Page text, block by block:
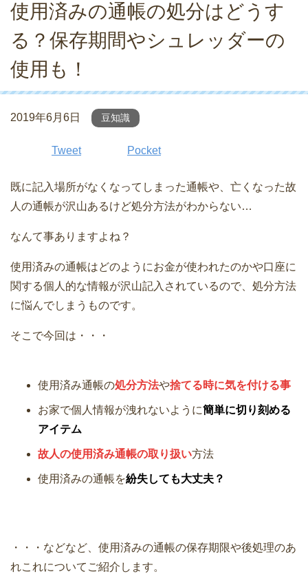
使用済みの通帳の処分はどうす
る？保存期間やシュレッダーの
使用も！
2019年6月6日 豆知識
Tweet Pocket
既に記入場所がなくなってしまった通帳や、亡くなった故
人の通帳が沢山あるけど処分方法がわからない…
なんて事ありますよね？
使用済みの通帳はどのようにお金が使われたのかや口座に
関する個人的な情報が沢山記入されているので、処分方法
に悩んでしまうものです。
そこで今回は・・・
使用済み通帳の処分方法や捨てる時に気を付ける事
お家で個人情報が洩れないように簡単に切り刻める
アイテム
故人の使用済み通帳の取り扱い方法
使用済みの通帳を紛失しても大丈夫？
・・・などなど、使用済みの通帳の保存期限や後処理のあ
れこれについてご紹介します。